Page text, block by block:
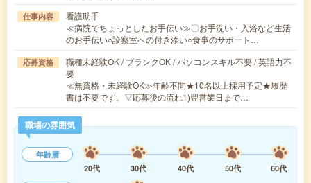
仕事内容
看護助手
≪病院でちょっとしたお手伝い≫〇お手洗い・入浴など生活
のお手伝い○診察室への付き添い○食事のサポート…
応募資格
職種未経験OK / ブランクOK / パソコンスキル不要 / 英語力不
要
≪無資格・未経験OK≫年齢不問★10名以上採用予定★履歴
書は不要です。▽応募後の流れ1)翌営業日まで…
職場の雰囲気
年齢層
20代
30代 40代 50代
60代